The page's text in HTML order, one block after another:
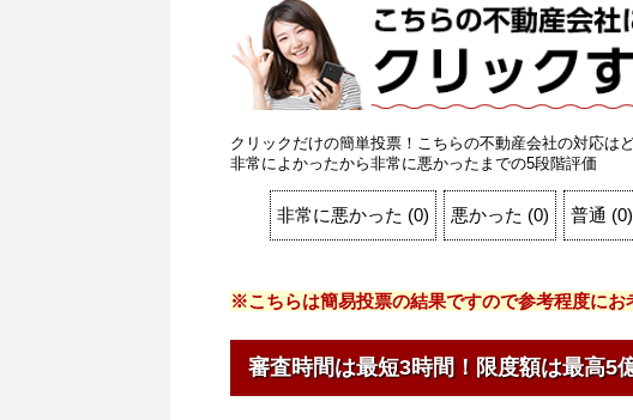
クリックだけの簡単投票！こちらの不動産会社の対応は
非常によかったから非常に悪かったまでの5段階評価
非常に悪かった (0) 悪かった (0) 普通 (0)
※こちらは簡易投票の結果ですので参考程度にお
審査時間は最短3時間！限度額は最高5